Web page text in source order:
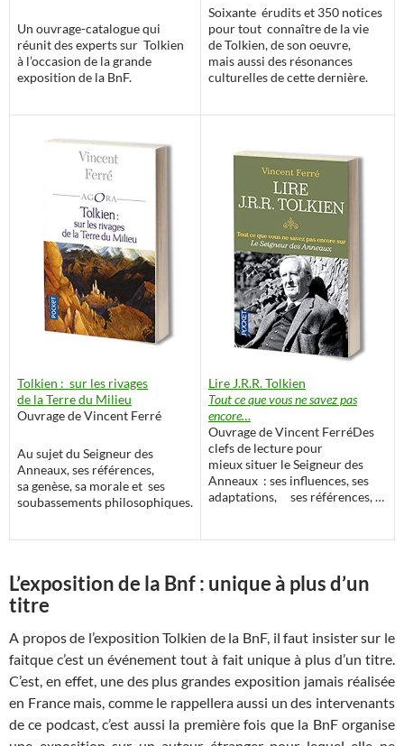
Un ouvrage-catalogue qui
réunit des experts sur Tolkien
à l’occasion de la grande
exposition de la BnF.
Soixante érudits et 350 notices
pour tout connaître de la vie
de Tolkien, de son oeuvre,
mais aussi des résonances
culturelles de cette dernière.
Tolkien : sur les rivages
de la Terre du Milieu
Ouvrage de Vincent Ferré
Au sujet du Seigneur des
Anneaux, ses références,
sa genèse, sa morale et ses
soubassements philosophiques.
Lire J.R.R. Tolkien
Tout ce que vous ne savez pas
encore…
Ouvrage de Vincent FerréDes
clefs de lecture pour
mieux situer le Seigneur des
Anneaux : ses influences, ses
adaptations, ses références, …
L’exposition de la Bnf : unique à plus d’un
titre
A propos de l’exposition Tolkien de la BnF, il faut insister sur le
faitque c’est un événement tout à fait unique à plus d’un titre.
C’est, en effet, une des plus grandes exposition jamais réalisée
en France mais, comme le rappellera aussi un des intervenants
de ce podcast, c’est aussi la première fois que la BnF organise